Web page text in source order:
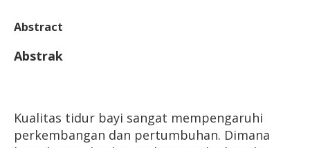
Abstract
Abstrak
Kualitas tidur bayi sangat mempengaruhi
perkembangan dan pertumbuhan. Dimana